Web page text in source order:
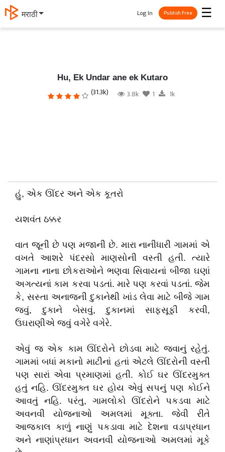
मराठी ☰
Log In Publish Free
Hu, Ek Undar ane ek Kutaro
(31.3k) 3.8k 1 1k
હું, એક ઊંદર અને એક કૂતરો
યશવંત ઠક્કર
વાત જૂની છે પણ મજાની છે. મારા નાનીધારી ગામમાં એ
વખતે આશરે પંદરસો માણસોની વસ્તી હતી. ત્યારે
ગામના નાના છોકરાઓને ભણવા સિવાયનાં બીજા ઘણાં
અગત્યનાં કામ કરવા પડતાં. મારે પણ કરવાં પડતાં. જેમ
કે, સસ્તા અનાજની દુકાનેથી ખાંડ લેવા માટે બીજે ગામ
જવું, દુકાને બેસવું, દુકાનમાં સાફસૂફી કરવી,
ઉઘરાણીએ જવું વગેરે વગેરે.
એવું જ એક કામ ઊંદરોને છોડવા માટે જવાનું રહેતું.
ગામમાં બધાં મકાનો માટીનાં હતાં એટલે ઊંદરોની વસ્તી
પણ સારાં એવા પ્રમાણમાં હતી. કોઈ ઘર ઊંદરમુક્ત
હતું નહિ. ઊંદરમુક્ત ઘર હોય એવું સપનું પણ કોઈને
આવતું નહિ. પરંતુ, ગામલોકો ઊંદરોને પકડવા માટે
અવનવી યોજનાઓ અમલમાં મૂક્તા. જેવી રીતે
આજકાલ કાળું નાણું પકડાવા માટે દેશના વડાપ્રધાન
અને નાણાંપ્રધાન અવનવી યોજનાઓ અમલમાં મૂકે